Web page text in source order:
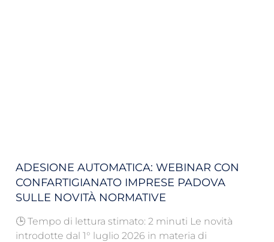
ADESIONE AUTOMATICA: WEBINAR CON
CONFARTIGIANATO IMPRESE PADOVA
SULLE NOVITÀ NORMATIVE
🕒 Tempo di lettura stimato: 2 minuti Le novità
introdotte dal 1° luglio 2026 in materia di